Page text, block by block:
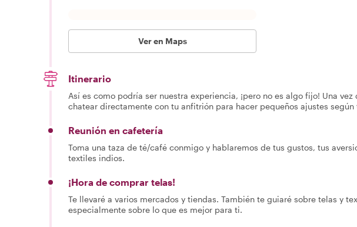
Ver en Maps
Itinerario
Así es como podría ser nuestra experiencia, ¡pero no es algo fijo! Una vez
chatear directamente con tu anfitrión para hacer pequeños ajustes según
Reunión en cafetería
Toma una taza de té/café conmigo y hablaremos de tus gustos, tus
textiles indios.
¡Hora de comprar telas!
Te llevaré a varios mercados y tiendas. También te guiaré sobre telas y
especialmente sobre lo que es mejor para ti.